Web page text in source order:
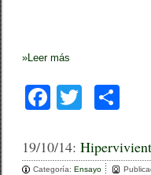
»Leer más
F
c
tt
m
19/10/14:
Categoría:Ensayo